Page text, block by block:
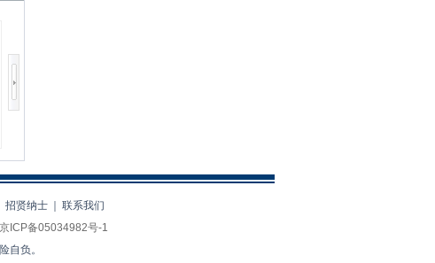
招贤纳士 ｜ 联系我们
京ICP备05034982号-1
自负。